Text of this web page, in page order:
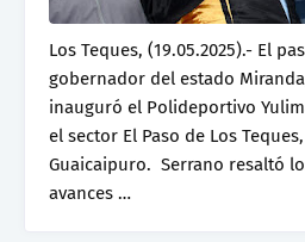
Los Teques, (19.05.2025).- El
gobernador del estado
inauguró el Polideportivo
el sector El Paso de Los
Guaicaipuro. Serrano resaltó
avances …